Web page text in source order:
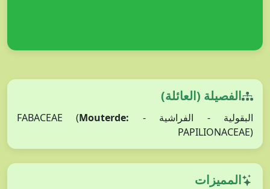
الفصيلة (العائلة)
البقولية - الفراشية - FABACEAE ( Mouterde:
PAPILIONACEAE)
المميزات